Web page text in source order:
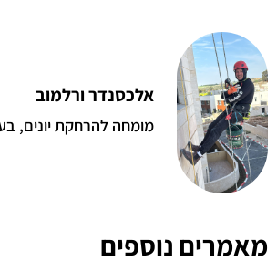
אלכסנדר ורלמוב
מומחה להרחקת יונים,
מאמרים נוספים